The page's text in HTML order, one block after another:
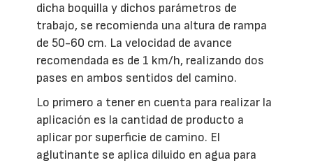
dicha boquilla y dichos parámetros de
trabajo, se recomienda una altura de rampa
de 50-60 cm. La velocidad de avance
recomendada es de 1 km/h, realizando dos
pases en ambos sentidos del camino.
Lo primero a tener en cuenta para realizar la
aplicación es la cantidad de producto a
aplicar por superficie de camino. El
aglutinante se aplica diluido en agua para